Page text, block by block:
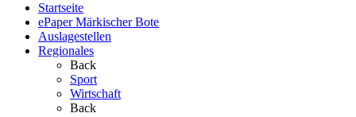
Startseite
ePaper Märkischer Bote
Auslagestellen
Regionales
Back
Sport
Wirtschaft
Back